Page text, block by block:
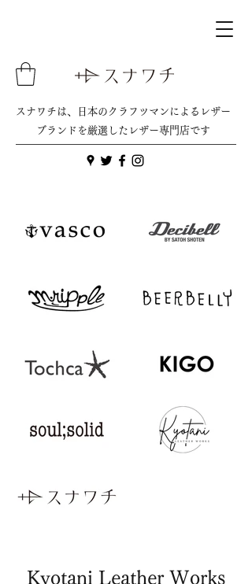
スナワチは、日本のクラフツマンによるレザー
ブランドを厳選したレザー専門店です
Kyotani Leather Works